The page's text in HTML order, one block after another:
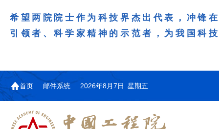
希望两院院士作为科技界杰出代表，冲锋
引领者、科学家精神的示范者，为我国科
首页 邮件系统 2026年8月7日 星期五